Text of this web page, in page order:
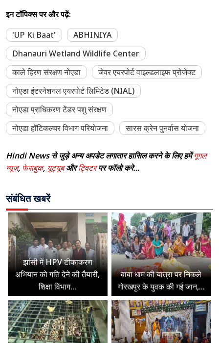
इन टॉपिक्स पर और पढ़ें:
'UP Ki Baat'
ABHINIYA
Dhanauri Wetland Wildlife Center
काले हिरण संरक्षण नोएडा
जेवर एयरपोर्ट वाइल्डलाइफ प्रोजेक्ट
नोएडा इंटरनेशनल एयरपोर्ट लिमिटेड (NIAL)
नोएडा प्राधिकरण टेंडर पशु संरक्षण
नोएडा हॉटिकल्चर विभाग परियोजना
सारस क्रेन पुनर्वास योजना
Hindi News से जुड़े अन्य अपडेट लगातार हासिल करने के लिए हमेंगूगल
न्यूज़, फेसबुक, यूट्यूबऔरट्विटरपर फॉलो करे...
संबंधित खबरें
झांसी में HPV टीकाकरण
अभियान को गति देने की तैयारी,
शिक्षा विभाग...
बाबा धाम की यात्रा पर निकले
गोरखपुर के युवक की गई जान,...